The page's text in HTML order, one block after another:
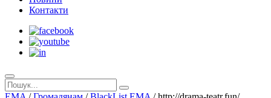
Контакти